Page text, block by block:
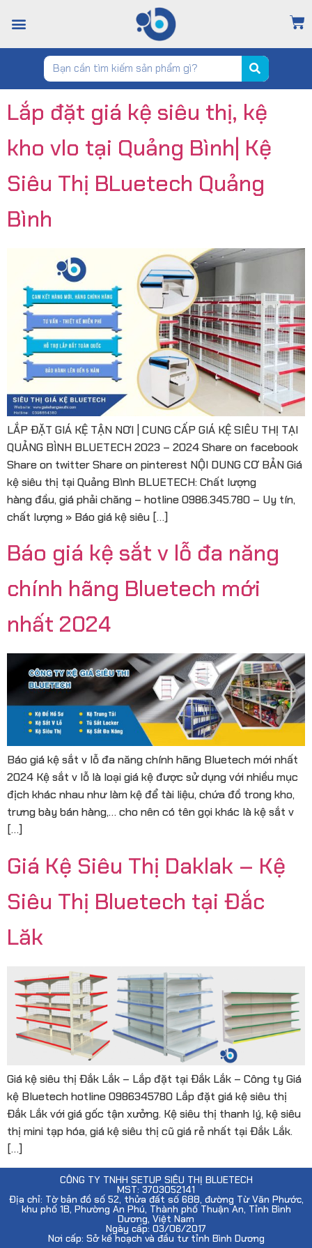
Lắp đặt giá kệ siêu thị, kệ
kho vlo tại Quảng Bình| Kệ
Siêu Thị BLuetech Quảng
Bình
LẮP ĐẶT GIÁ KỆ TẬN NƠI | CUNG CẤP GIÁ KỆ SIÊU THỊ TẠI
QUẢNG BÌNH BLUETECH 2023 – 2024 Share on facebook
Share on twitter Share on pinterest NỘI DUNG CƠ BẢN Giá
kệ siêu thị tại Quảng Bình BLUETECH: Chất lượng
hàng đầu, giá phải chăng – hotline 0986.345.780 – Uy tín,
chất lượng » Báo giá kệ siêu […]
Báo giá kệ sắt v lỗ đa năng
chính hãng Bluetech mới
nhất 2024
Báo giá kệ sắt v lỗ đa năng chính hãng Bluetech mới nhất
2024 Kệ sắt v lỗ là loại giá kệ được sử dụng với nhiều mục
địch khác nhau như làm kệ để tài liệu, chứa đồ trong kho,
trưng bày bán hàng,… cho nên có tên gọi khác là kệ sắt v
[…]
Giá Kệ Siêu Thị Daklak – Kệ
Siêu Thị Bluetech tại Đắc
Lăk
Giá kệ siêu thị Đắk Lắk – Lắp đặt tại Đắk Lắk – Công ty Giá
kệ Bluetech hotline 0986345780 Lắp đặt giá kệ siêu thị
Đắk Lắk với giá gốc tận xưởng. Kệ siêu thị thanh lý, kệ siêu
thị mini tạp hóa, giá kệ siêu thị cũ giá rẻ nhất tại Đắk Lắk.
[…]
CÔNG TY TNHH SETUP SIÊU THỊ BLUETECH
MST: 3703052141
Địa chỉ: Tờ bản đồ số 52, thửa đất số 688, đường Từ Văn Phước,
khu phố 1B, Phường An Phú, Thành phố Thuận An, Tỉnh Bình
Dương, Việt Nam
Ngày cấp: 03/06/2017
Nơi cấp: Sở kế hoạch và đầu tư tỉnh Bình Dương